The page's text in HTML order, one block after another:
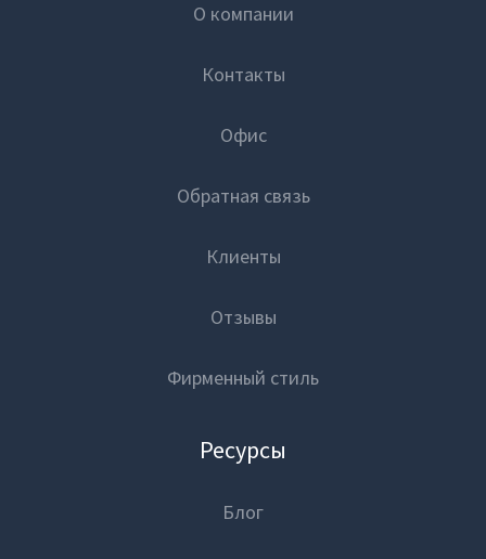
О компании
Контакты
Офис
Обратная связь
Клиенты
Отзывы
Фирменный стиль
Ресурсы
Блог